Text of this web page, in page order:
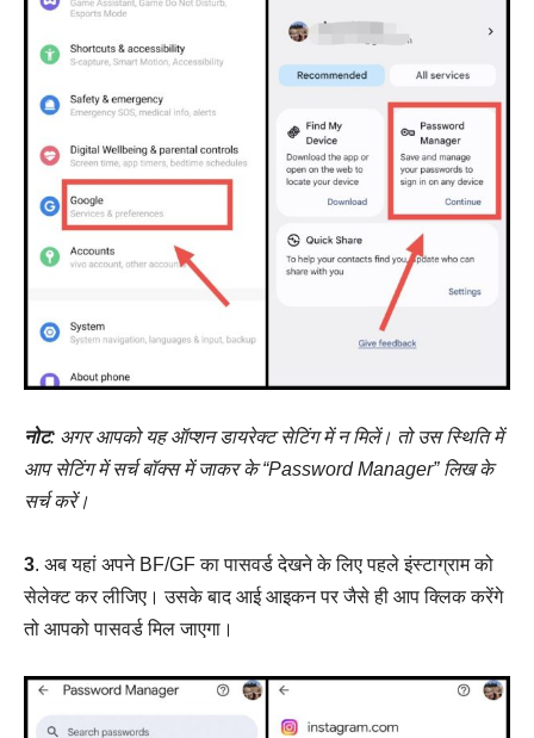
नोट: अगर आपको यह ऑप्शन डायरेक्ट सेटिंग में न मिलें। तो उस स्थिति में
आप सेटिंग में सर्च बॉक्स में जाकर के “Password Manager” लिख के
सर्च करें।
3. अब यहां अपने BF/GF का पासवर्ड देखने के लिए पहले इंस्टाग्राम को
सेलेक्ट कर लीजिए। उसके बाद आई आइकन पर जैसे ही आप क्लिक करेंगे
तो आपको पासवर्ड मिल जाएगा।